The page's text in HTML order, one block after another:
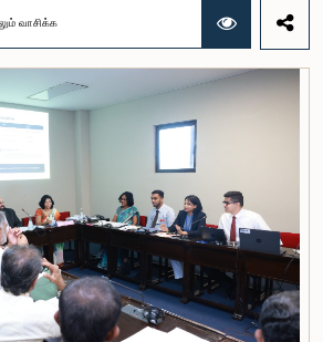
மாகாண சபைகள் மற்றும் உள்ளூராட்சி அமைச்சர் பேராசிரியர்
அண்மையில் பாராளுமன்றத்தில் நடைபெற்ற குறித்த
எடுக்கப்பட்டது.2004, 2007 மற்றும் 2022 ஆம்
விசேட குழுக்களின் அறிக்கைகள் மற்றும் தனிநபர்கள்,
31 முன்மொழிவுகளை அடிப்படையாகக் கொண்டு
கலந்துரையாடல் இங்கு இடம்பெற்றது.உள்ளூராட்சி
முறையை அறிமுகப்படுத்துதல், சிறு கட்சிகள் மற்றும்
உறுதிப்படுத்துதல், பெண்களின் பிரதிநிதித்துவத்தை
முறையை அறிமுகப்படுத்துதல், முன்கூட்டியே வாக்களிக்கும்
முன்மொழிவுகள் தொடர்பில் இக்கூட்டத்தில் விசேட கவனம்
வாழும் இலங்கையர்களுக்கு வாக்களிக்கும் உரிமையை
பரிசீலிக்கப்பட்டதுடன், அதற்குத் தேவையான சட்ட மற்றும்
விரிவான ஆய்வு மேற்கொள்ள வேண்டியதன் அவசியமும்
நியமிக்கப்பட்டுள்ள நிபுணர் குழு, கிடைத்துள்ள 31
விசேட குழுக்களின் அறிக்கைகளையும் பகுப்பாய்வு
கொண்ட அறிக்கையொன்றைத் தயாரிக்கவுள்ளது.
ஆராய்ந்து அடுத்தகட்ட நடவடிக்கைகளை முன்னெடுக்க
வாசிக்க